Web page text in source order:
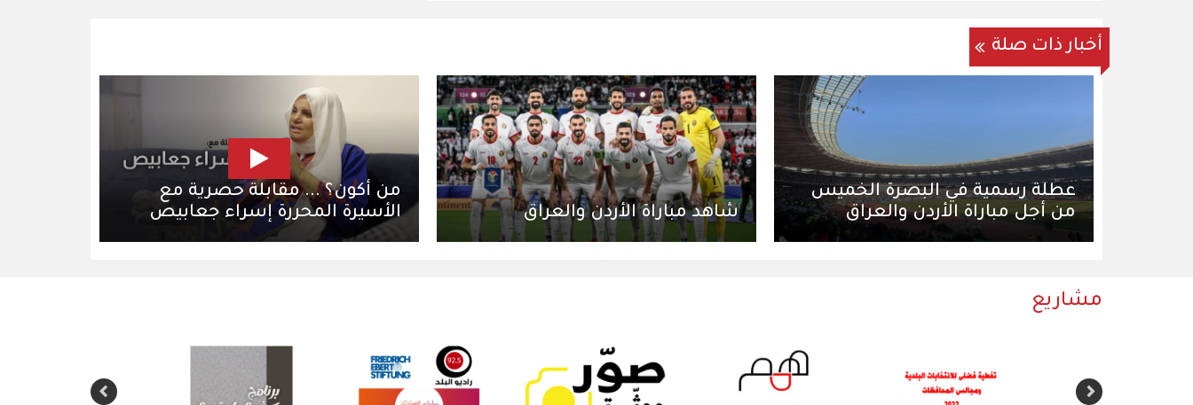
أخبار ذات صلة
عطلة رسمية في البصرة الخميس
من أجل مباراة الأردن والعراق
شاهد مباراة الأردن والعراق
من أكون؟ ... مقابلة حصرية مع
الأسيرة المحررة إسراء جعابيص
مشاريع